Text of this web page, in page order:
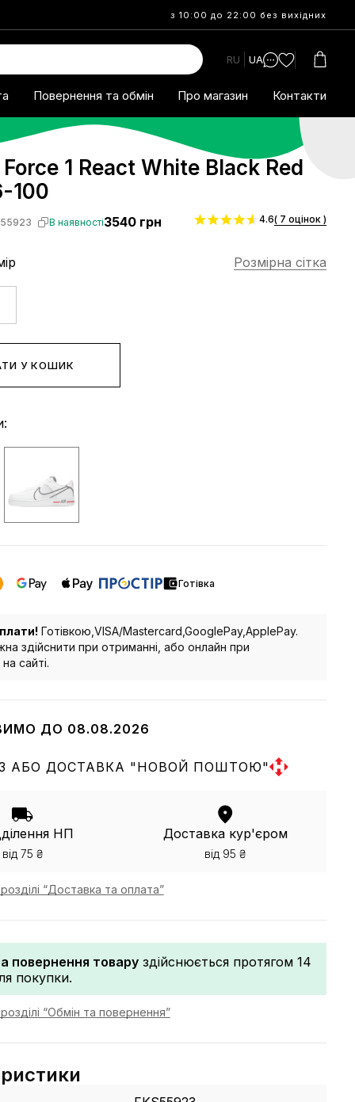
з 10:00 до 22:00 без вихідних
RU UA
Повернення та обмін Про магазин Контакти
1 React White Black Red
100
В наявності3540грн 4.6( 7 оцінок )
Розмірна сітка
У КОШИК
Готівка
Готівкою,VISA/Mastercard,GooglePay,ApplePay.
здійснити при отриманні, або онлайн при
сайті.
ДО 08.08.2026
АБО ДОСТАВКА "НОВОЙ ПОШТОЮ"
НП
від 75 ₴
Доставка кур'єром
від 95 ₴
“Доставка та оплата”
повернення товаруздійснюється протягом 14
покупки.
“Обмін та повернення”